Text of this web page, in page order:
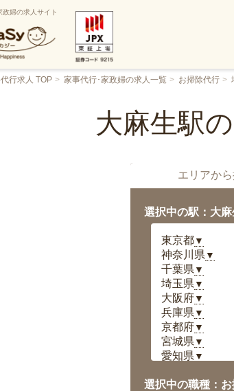
政婦の求人サイト
行求人 TOP 家事代行･家政婦の求人一覧 お掃除代行
大麻生駅
エリアか
選択中の駅：大麻
東京都▼
神奈川県 ▼
千葉県 ▼
埼玉県 ▼
大阪府▼
兵庫県 ▼
京都府▼
宮城県 ▼
愛知県 ▼
岡山県▼
選択中の職種：